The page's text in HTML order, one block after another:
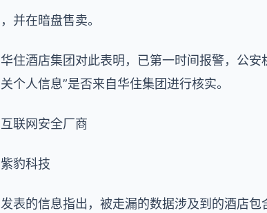
，并在暗盘售卖。
华住酒店集团对此表明，已第一时间报警，公
关个人信息”是否来自华住集团进行核实。
互联网安全厂商
紫豹科技
发表的信息指出，被走漏的数据涉及到的酒店